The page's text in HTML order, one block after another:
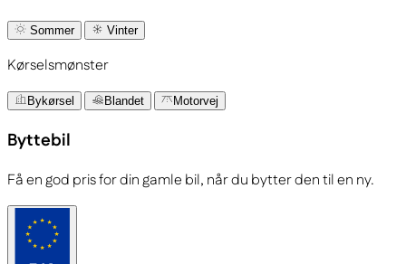
Sommer Vinter
Kørselsmønster
Bykørsel Blandet Motorvej
Byttebil
Få en god pris for din gamle bil, når du bytter den til en ny.